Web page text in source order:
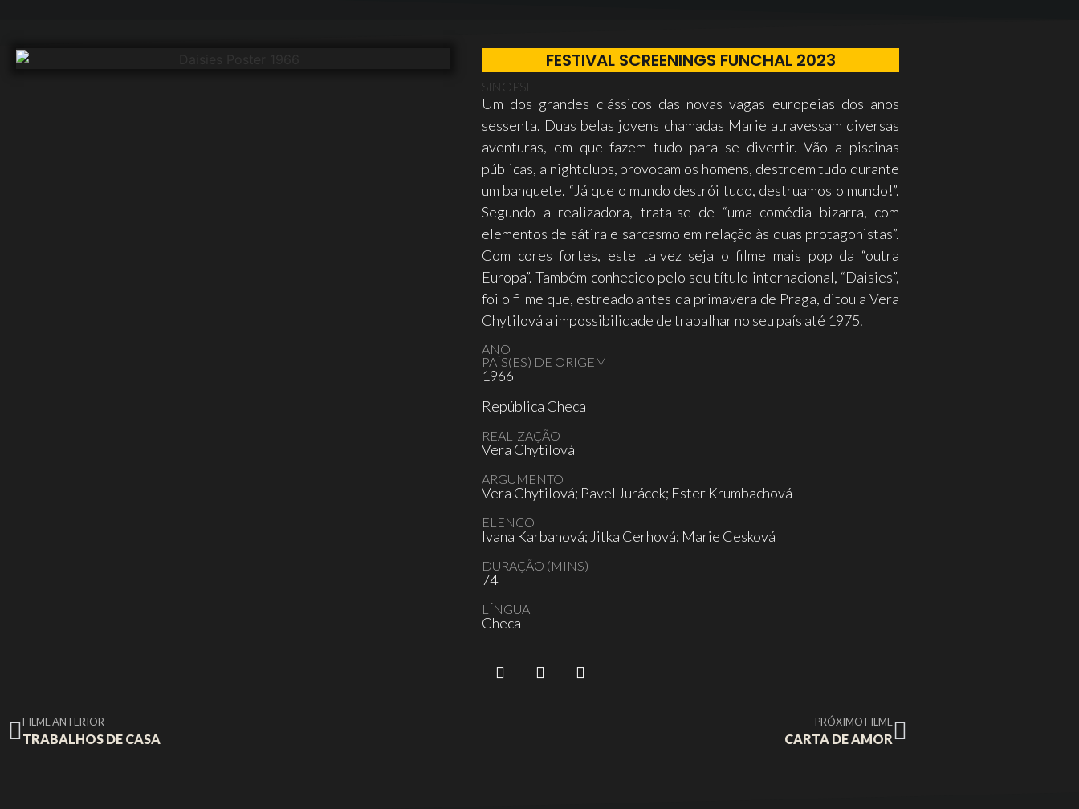
FESTIVAL SCREENINGS FUNCHAL 2023
SINOPSE
Um dos grandes clássicos das novas vagas europeias dos anos
sessenta. Duas belas jovens chamadas Marie atravessam diversas
aventuras, em que fazem tudo para se divertir. Vão a piscinas
públicas, a nightclubs, provocam os homens, destroem tudo durante
um banquete. “Já que o mundo destrói tudo, destruamos o mundo!”.
Segundo a realizadora, trata-se de “uma comédia bizarra, com
elementos de sátira e sarcasmo em relação às duas protagonistas”.
Com cores fortes, este talvez seja o filme mais pop da “outra
Europa”. Também conhecido pelo seu título internacional, “Daisies”,
foi o filme que, estreado antes da primavera de Praga, ditou a Vera
Chytilová a impossibilidade de trabalhar no seu país até 1975.
ANO
PAÍS(ES) DE ORIGEM
1966
República Checa
REALIZAÇÃO
Vera Chytilová
ARGUMENTO
Vera Chytilová; Pavel Jurácek; Ester Krumbachová
ELENCO
Ivana Karbanová; Jitka Cerhová; Marie Cesková
DURAÇÃO (MINS)
74
LÍNGUA
Checa
FILME ANTERIOR
TRABALHOS DE CASA
PRÓXIMO FILME
CARTA DE AMOR